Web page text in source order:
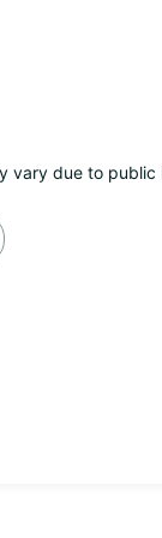
vary due to public